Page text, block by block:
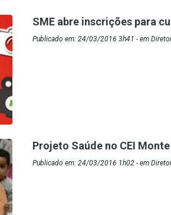
SME abre inscrições para
Publicado em: 24/03/2016 3h41 - em
Projeto Saúde no CEI Monte
Publicado em: 24/03/2016 1h02 - em